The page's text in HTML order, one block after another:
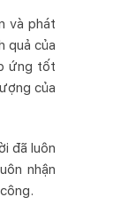
và phát
quả của
ứng tốt
của
đã luôn
nhận